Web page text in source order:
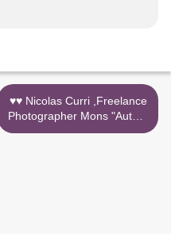
♥♥ Nicolas Curri ,Freelance
Photographer Mons "Autant
en emporte le temps "